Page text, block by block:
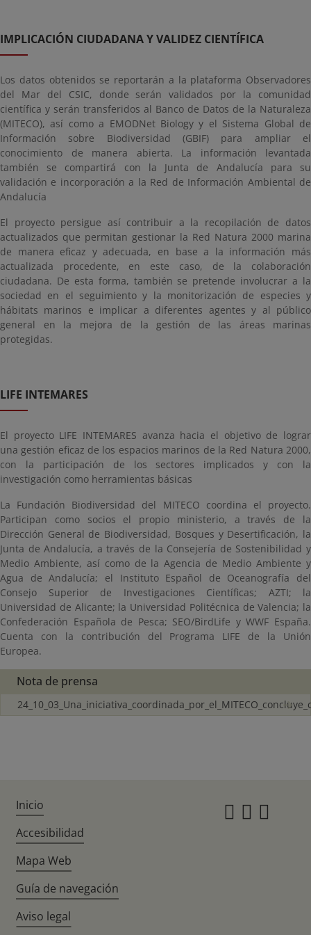
IMPLICACIÓN CIUDADANA Y VALIDEZ CIENTÍFICA
Los datos obtenidos se reportarán a la plataforma Observadores
del Mar del CSIC, donde serán validados por la comunidad
científica y serán transferidos al Banco de Datos de la Naturaleza
(MITECO), así como a EMODNet Biology y el Sistema Global de
Información sobre Biodiversidad (GBIF) para ampliar el
conocimiento de manera abierta. La información levantada
también se compartirá con la Junta de Andalucía para su
validación e incorporación a la Red de Información Ambiental de
Andalucía
El proyecto persigue así contribuir a la recopilación de datos
actualizados que permitan gestionar la Red Natura 2000 marina
de manera eficaz y adecuada, en base a la información más
actualizada procedente, en este caso, de la colaboración
ciudadana. De esta forma, también se pretende involucrar a la
sociedad en el seguimiento y la monitorización de especies y
hábitats marinos e implicar a diferentes agentes y al público
general en la mejora de la gestión de las áreas marinas
protegidas.
LIFE INTEMARES
El proyecto LIFE INTEMARES avanza hacia el objetivo de lograr
una gestión eficaz de los espacios marinos de la Red Natura 2000,
con la participación de los sectores implicados y con la
investigación como herramientas básicas
La Fundación Biodiversidad del MITECO coordina el proyecto.
Participan como socios el propio ministerio, a través de la
Dirección General de Biodiversidad, Bosques y Desertificación, la
Junta de Andalucía, a través de la Consejería de Sostenibilidad y
Medio Ambiente, así como de la Agencia de Medio Ambiente y
Agua de Andalucía; el Instituto Español de Oceanografía del
Consejo Superior de Investigaciones Científicas; AZTI; la
Universidad de Alicante; la Universidad Politécnica de Valencia; la
Confederación Española de Pesca; SEO/BirdLife y WWF España.
Cuenta con la contribución del Programa LIFE de la Unión
Europea.
Nota de prensa
Inicio
Accesibilidad
Mapa Web
Guía de navegación
Aviso legal